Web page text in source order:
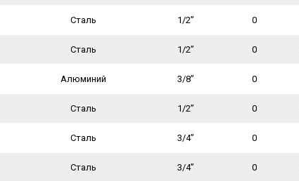
Сталь 1/2” 0
Сталь 1/2” 0
Алюминий 3/8” 0
Сталь 1/2” 0
Сталь 3/4” 0
Сталь 3/4” 0